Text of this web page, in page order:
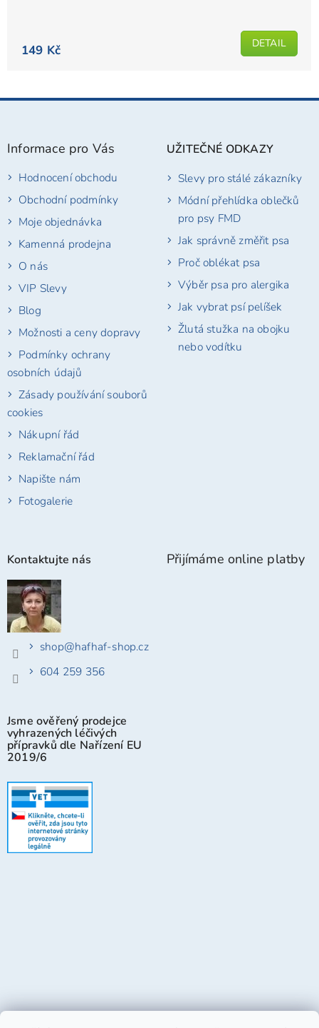
149 Kč DETAIL
Z
Informace pro Vás
Hodnocení obchodu
Obchodní podmínky
Moje objednávka
Kamenná prodejna
O nás
VIP Slevy
Blog
Možnosti a ceny dopravy
Podmínky ochrany
osobních údajů
Zásady používání souborů
cookies
Nákupní řád
Reklamační řád
Napište nám
Fotogalerie
UŽITEČNÉ ODKAZY
Slevy pro stálé zákazníky
Módní přehlídka oblečků
pro psy FMD
Jak správně změřit psa
Proč oblékat psa
Výběr psa pro alergika
Jak vybrat psí pelíšek
Žlutá stužka na obojku
nebo vodítku
Kontaktujte nás
shop@hafhaf-shop.cz
604 259 356
Jsme ověřený prodejce
vyhrazených léčivých
přípravků dle Nařízení EU
2019/6
Přijímáme online platby